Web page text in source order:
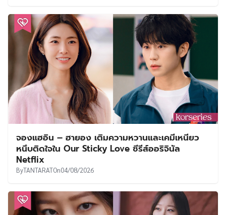
จองแฮอิน – ฮายอง เติมความหวานและเคมีเหนียว
หนึบติดใจใน Our Sticky Love ซีรีส์ออริจินัล
Netflix
ByTANTARATOn04/08/2026